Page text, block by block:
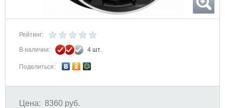
Рейтинг:
В наличии: 4 шт.
Поделиться:
Цена: 8360 руб.